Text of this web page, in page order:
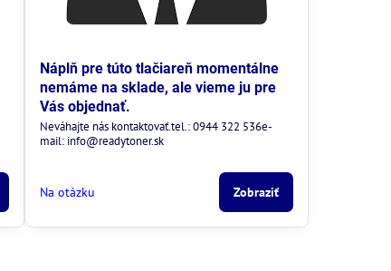
Náplň pre túto tlačiareň momentálne
nemáme na sklade, ale vieme ju pre
Vás objednať.
Neváhajte nás kontaktovať.tel.: 0944 322 536e-
mail: info@readytoner.sk
Na otázku Zobraziť